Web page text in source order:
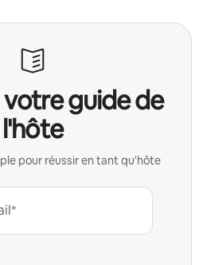
guide de
l'hôte
pour réussir en tant qu'hôte